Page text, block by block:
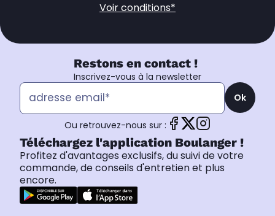
Voir conditions*
Restons en contact !
Inscrivez-vous à la newsletter
Ok
Ou retrouvez-nous sur :
Téléchargez l'application Boulanger !
Profitez d'avantages exclusifs, du suivi de votre
commande, de conseils d'entretien et plus
encore.